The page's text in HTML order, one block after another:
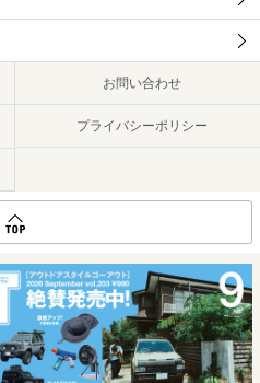
お問い合わせ
プライバシーポリシー